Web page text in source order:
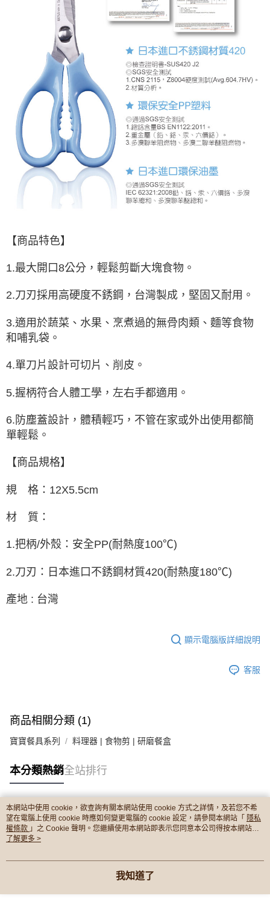
【商品特色】
1.最大開口8公分，輕鬆剪斷大塊食物。
2.刀刃採用高硬度不銹鋼，台灣製成，堅固又耐用。
3.適用於蔬菜、水果、烹煮過的無骨肉類、麵等食物
和哺乳袋。
4.單刀片設計可切片、削皮。
5.握柄符合人體工學，左右手都適用。
6.防塵蓋設計，體積輕巧，不管在家或外出使用都簡
單輕鬆。
【商品規格】
規 格：12X5.5cm
材 質：
1.把柄/外殼：安全PP(耐熱度100℃)
2.刀刃：日本進口不銹鋼材質420(耐熱度180℃)
產地 : 台灣
顯示電腦版詳細說明
客服
商品相關分類 (1)
寶寶餐具系列 料理器 | 食物剪 | 研磨餐盒
本分類熱銷全站排行
熱門標籤
本網站中使用 cookie，欲查詢有關本網站使用 cookie 方式之詳情，及若您不希
望在電腦上使用 cookie 時應如何變更電腦的 cookie 設定，請參閱本網站「 隱私
權條款 」之 Cookie 聲明。您繼續使用本網站即表示您同意本公司得按本網站使
用條款之 Cookie 聲明使用 cookie。
了解更多 >
我知道了